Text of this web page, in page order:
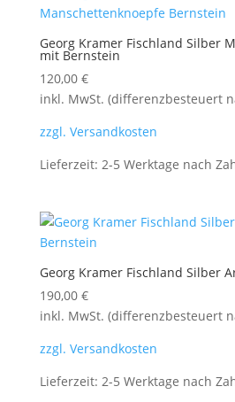
Georg Kramer Fischland Silber
mit Bernstein
120,00 €
inkl. MwSt. (differenzbesteuert
zzgl. Versandkosten
Lieferzeit: 2-5 Werktage nach
Georg Kramer Fischland Silber
190,00 €
inkl. MwSt. (differenzbesteuert
zzgl. Versandkosten
Lieferzeit: 2-5 Werktage nach